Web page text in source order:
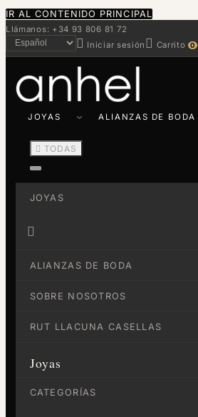
IR AL CONTENIDO PRINCIPAL
Llámanos: +34 93 806 81 72
 Iniciar sesión  Carrito 0
JOYAS ALIANZAS DE BODA
 TODAS
JOYAS

ALIANZAS DE BODA
SOBRE NOSOTROS
RUT LLACUNA CASELLAS
Joyas
CATEGORÍAS